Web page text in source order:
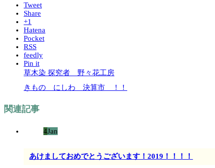
Tweet
Share
+1
Hatena
Pocket
RSS
feedly
Pin it
草木染 探究者 野々花工房
きもの にしわ 決算市 ！！
関連記事
4Jan
あけましておめでとうございます！2019！！！！